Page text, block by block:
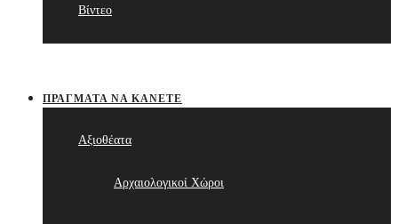
Βίντεο
ΠΡΆΓΜΑΤΑ ΝΑ ΚΆΝΕΤΕ
Αξιοθέατα
Αρχαιολογικοί Χώροι